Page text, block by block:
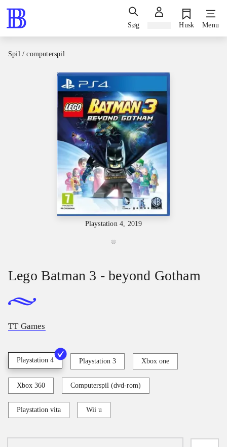
Søg Husk Menu
Spil / computerspil
Playstation 4, 2019
Lego Batman 3 - beyond Gotham
TT Games
Playstation 4 Playstation 3 Xbox one
Xbox 360 Computerspil (dvd-rom)
Playstation vita Wii u